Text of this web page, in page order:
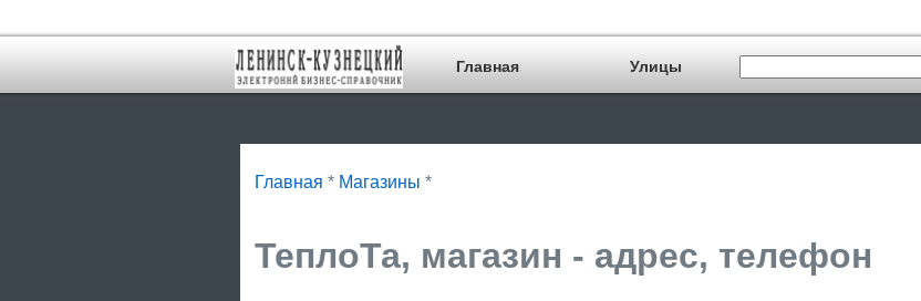
Главная Улицы
Главная * Магазины *
ТеплоТа, магазин - адрес, телефон